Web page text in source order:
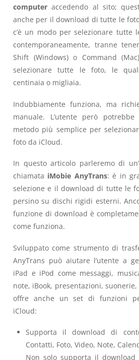
computer accedendo al sito;
anche per il download di tutte le
c’è un modo per selezionare tutte
contemporaneamente, tranne
Shift (Windows) o Command
selezionare tutte le foto, le
centinaia o migliaia.
Indubbiamente funziona, ma
manuale. L’utente però
metodo più semplice per
foto da iCloud.
In questo articolo parleremo di
chiamata iMobie AnyTrans: è in
selezione e il download di tutte le
persino su dischi rigidi esterni.
funzione di download è
come funziona.
Sviluppato come strumento di
AnyTrans può aiutare l’utente a
iPad e iPod come messaggi,
note, iBook, presentazioni,
offre anche un set di funzioni
iCloud:
Supporta il download di
Contatti, Foto, Video, Note,
Non solo supporta il